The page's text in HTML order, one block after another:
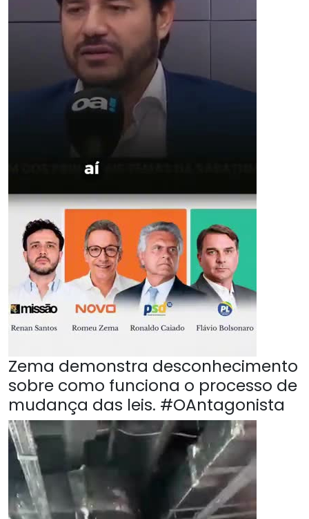
Zema demonstra desconhecimento
sobre como funciona o processo de
mudança das leis. #OAntagonista